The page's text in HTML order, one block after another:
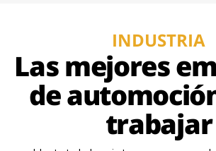
INDUSTRIA
Las mejores
de
trabajar